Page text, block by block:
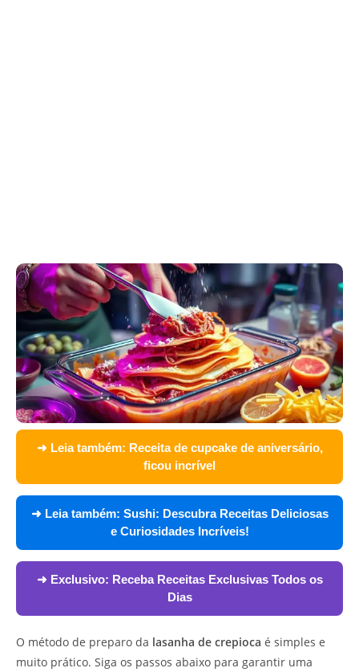
➜ Leia também: Receita de cupcake de aniversário,
ficou incrível
➜ Leia também: Sushi: Descubra Receitas Deliciosas
e Curiosidades Incríveis!
➜ Exclusivo: Receba Receitas Exclusivas Todos os
Dias
O método de preparo da lasanha de crepioca é simples e
muito prático. Siga os passos abaixo para garantir uma